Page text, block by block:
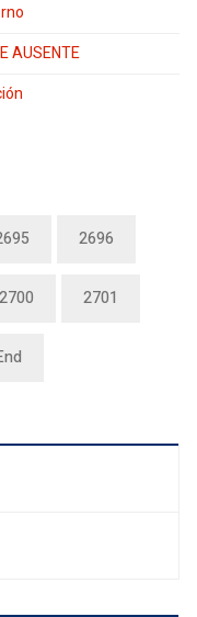
AUSENTE
2696
2700 2701